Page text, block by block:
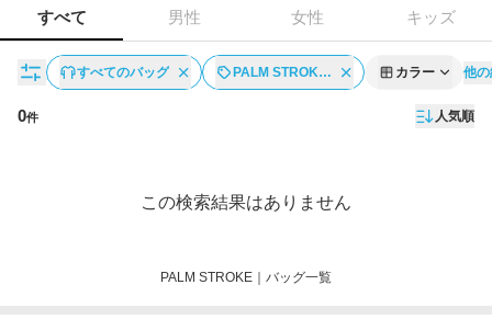
すべて 男性 女性 キッズ
すべてのバッグ PALM STROK… カラー 他
0件 人気順
この検索結果はありません
PALM STROKE｜バッグ一覧